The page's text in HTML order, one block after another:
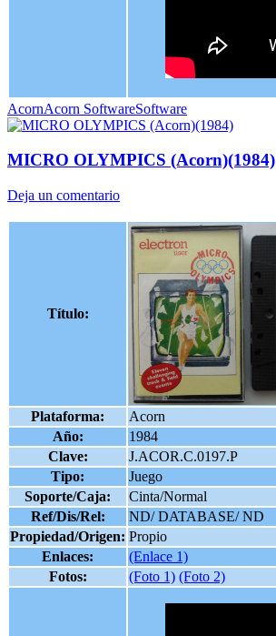
AcornAcorn SoftwareSoftware
MICRO OLYMPICS (Acorn)(1984)
Deja un comentario
Título:
Plataforma:
Acorn
Año:
1984
Clave:
J.ACOR.C.0197.P
Tipo:
Juego
Soporte/Caja:
Cinta/Normal
Ref/Dis/Rel:
ND/ DATABASE/ ND
Propiedad/Origen: Propio
Enlaces:
(Enlace 1)
Fotos:
(Foto 1) (Foto 2)